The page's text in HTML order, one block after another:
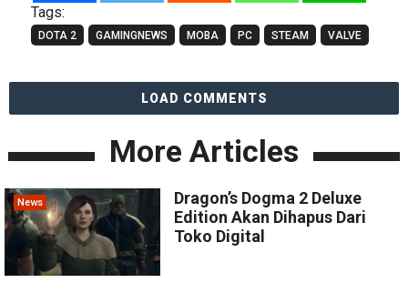
Tags:
DOTA 2 GAMINGNEWS MOBA PC STEAM VALVE
LOAD COMMENTS
More Articles
News
Dragon’s Dogma 2 Deluxe
Edition Akan Dihapus Dari
Toko Digital